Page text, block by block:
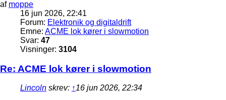
af moppe
16 jun 2026, 22:41
Forum: Elektronik og digitaldrift
Emne: ACME lok kører i slowmotion
Svar: 47
Visninger: 3104
Re: ACME lok kører i slowmotion
Lincoln skrev: ↑16 jun 2026, 22:34